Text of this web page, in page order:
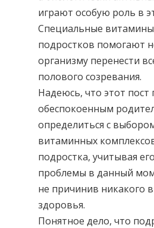
играют особую роль в
Специальные
подростков помогают
организму перенести
полового созревания.
Надеюсь, что этот
обеспокоенным
определиться с
витаминных
подростка, учитывая
проблемы в данный
не причинив никакого
здоровья.
Понятное дело, что